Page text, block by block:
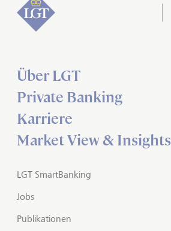
Über LGT
Private Banking
Karriere
Market View & Insights
LGT SmartBanking
Jobs
Publikationen